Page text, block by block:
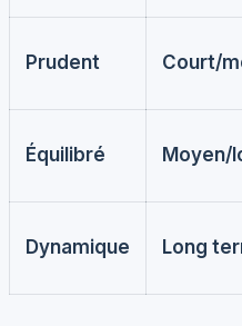
Prudent Court/
Équilibré Moyen/
Dynamique Long